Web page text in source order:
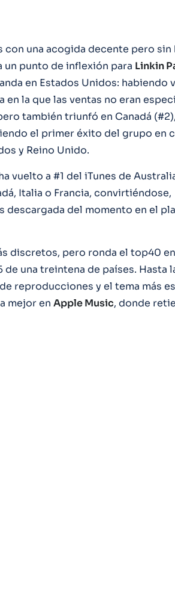
con una acogida decente pero
un punto de inflexión para Linkin
en Estados Unidos: habiendo
en la que las ventas no eran
también triunfó en Canadá
el primer éxito del grupo en
y Reino Unido.
vuelto a #1 del iTunes de
Italia o Francia, convirtiéndose,
descargada del momento en el
discretos, pero ronda el top40
una treintena de países. Hasta
reproducciones y el tema más
mejor en Apple Music, donde